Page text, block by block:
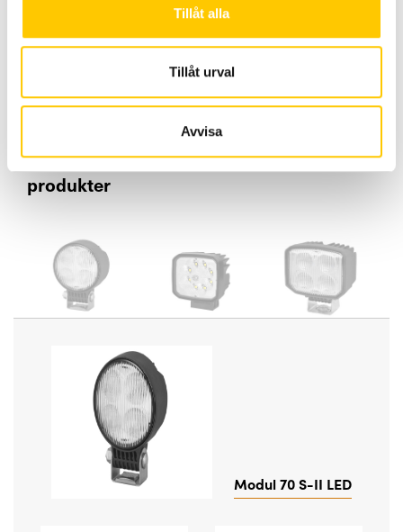
Tillåt alla
Tillåt urval
Avvisa
Närfält Långtnående
Nedan kan du jämföra relaterade
produkter
Modul 70 S-II LED